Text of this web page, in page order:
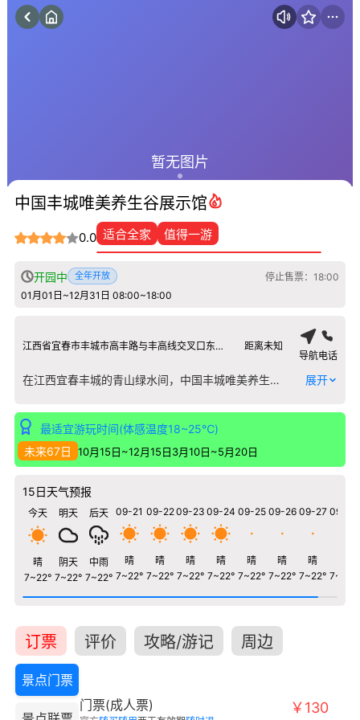
暂无图片
中国丰城唯美养生谷展示馆
0.0 适合全家 值得一游
开园中 全年开放
停止售票：18:00
01月01日~12月31日 08:00~18:00
江西省宜春市丰城市高丰路与丰高线交叉口东北500米
距离未知
导航电话
在江西宜春丰城的青山绿水间，中国丰城唯美养生谷展示馆如同一座静默的叙事者，专注于讲述一个关于泥土、火焰与千年智慧的故事。这里并非泛泛展示养生概念，而是将焦点凝聚于丰城绵延千年的核心物产——富硒土壤及其衍生出的健康陶瓷文化。 展馆以“土、火、器、生”为脉络，系统揭示了丰城特有的富硒陶土资源如何通过窑火淬炼，转化为具有实用与养生功能的陶瓷器物。您将看到从汉代洪州窑到现代养生瓷的完整谱系，了解硒元素在高温下如何稳定融于器皿，并随日常使用温和释放。馆内不仅陈列着古朴的洪州窑出土文物，更以现代科技直观演示陶瓷的矿物析出过程，让“养生”这一抽象概念变得可视、可感、可验证。 这里是一次对“器以载道”的深度解读，邀请您从一方特有的泥土开始，探寻中国养生文化中一个坚实而独特的物质载体。 展开
最适宜游玩时间(体感温度18~25℃)
未来67日
10月15日~12月15日3月10日~5月20日
15日天气预报
今天
晴
7~22°
明天
阴天
7~22°
后天
中雨
7~22°
09-21
晴
7~22°
09-22
晴
7~22°
09-23
晴
7~22°
09-24
晴
7~22°
09-25
晴
7~22°
09-26
晴
7~22°
09-27
晴
7~22°
09-28
7~22°
订票 评价 攻略/游记 周边
景点门票
门票(成人票) ￥130